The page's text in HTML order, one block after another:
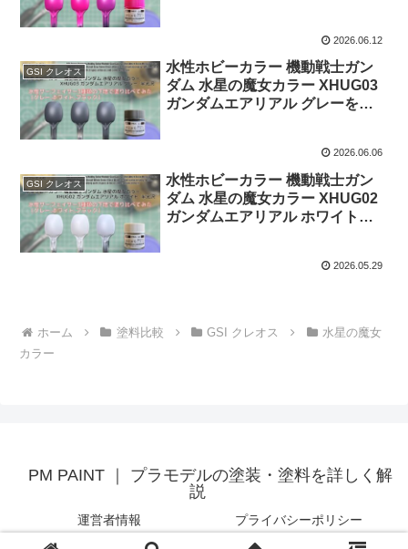
2026.06.12
GSI クレオス
水性ホビーカラー 機動戦士ガン
ダム 水星の魔女カラー XHUG03
ガンダムエアリアル グレーを水
2026.06.06
GSI クレオス
水性ホビーカラー 機動戦士ガン
ダム 水星の魔女カラー XHUG02
ガンダムエアリアル ホワイトを
2026.05.29
ホーム 塗料比較 GSI クレオス
水星の魔女
カラー
PM PAINT ｜ プラモデルの塗装・塗料を詳しく解
説
運営者情報 プライバシーポリシー